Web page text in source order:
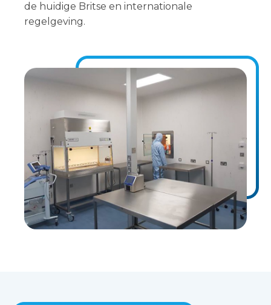
de huidige Britse en internationale
regelgeving.